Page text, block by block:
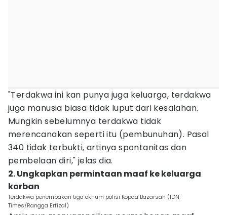
"Terdakwa ini kan punya juga keluarga, terdakwa
juga manusia biasa tidak luput dari kesalahan.
Mungkin sebelumnya terdakwa tidak
merencanakan seperti itu (pembunuhan). Pasal
340 tidak terbukti, artinya spontanitas dan
pembelaan diri," jelas dia.
2. Ungkapkan permintaan maaf ke keluarga
korban
Terdakwa penembakan tiga oknum polisi Kopda Bazarsah (IDN
Times/Rangga Erfizal)